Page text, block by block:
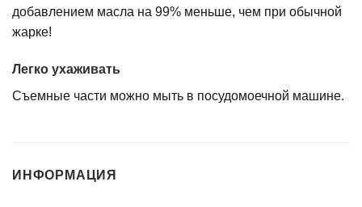
добавлением масла на 99% меньше, чем при обычной
жарке!
Легко ухаживать
Съемные части можно мыть в посудомоечной машине.
ИНФОРМАЦИЯ